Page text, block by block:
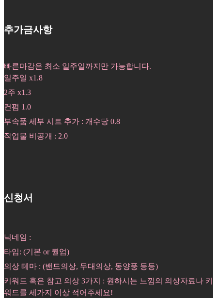
추가금사항
빠른마감은 최소 일주일까지만 가능합니다.
일주일 x1.8
2주 x1.3
컨펌 1.0
부속품 세부 시트 추가 : 개수당 0.8
작업물 비공개 : 2.0
신청서
닉네임 :
타입: (기본 or 퀄업)
의상 테마 : (밴드의상, 무대의상, 동양풍 등등)
키워드 혹은 참고 의상 3가지 : 원하시는 느낌의 의상자료나 키
워드를 세가지 이상 적어주세요!